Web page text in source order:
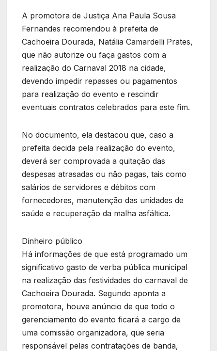
A promotora de Justiça Ana Paula Sousa
Fernandes recomendou à prefeita de
Cachoeira Dourada, Natália Camardelli Prates,
que não autorize ou faça gastos com a
realização do Carnaval 2018 na cidade,
devendo impedir repasses ou pagamentos
para realização do evento e rescindir
eventuais contratos celebrados para este fim.
No documento, ela destacou que, caso a
prefeita decida pela realização do evento,
deverá ser comprovada a quitação das
despesas atrasadas ou não pagas, tais como
salários de servidores e débitos com
fornecedores, manutenção das unidades de
saúde e recuperação da malha asfáltica.
Dinheiro público
Há informações de que está programado um
significativo gasto de verba pública municipal
na realização das festividades do carnaval de
Cachoeira Dourada. Segundo aponta a
promotora, houve anúncio de que todo o
gerenciamento do evento ficará a cargo de
uma comissão organizadora, que seria
responsável pelas contratações de banda,